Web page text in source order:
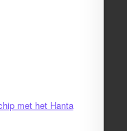
met het Hanta